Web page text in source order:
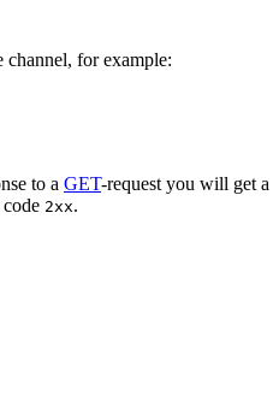
channel, for example:
to a GET-request you will get a
2xx.